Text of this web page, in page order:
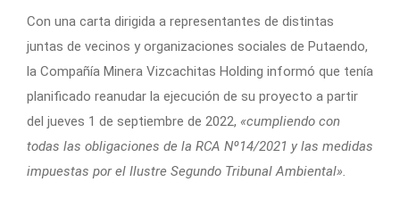
Con una carta dirigida a representantes de distintas
juntas de vecinos y organizaciones sociales de Putaendo,
la Compañía Minera Vizcachitas Holding informó que tenía
planificado reanudar la ejecución de su proyecto a partir
del jueves 1 de septiembre de 2022, «cumpliendo con
todas las obligaciones de la RCA Nº14/2021 y las medidas
impuestas por el Ilustre Segundo Tribunal Ambiental».